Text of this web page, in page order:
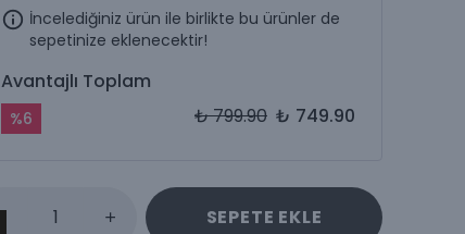
İncelediğiniz ürün ile birlikte bu ürünler de
sepetinize eklenecektir!
Avantajlı Toplam
%6 ₺ 799.90 ₺ 749.90
SEPETE EKLE